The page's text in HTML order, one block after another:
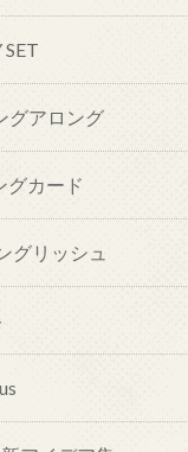
SET
グアロング
グカード
グリッシュ